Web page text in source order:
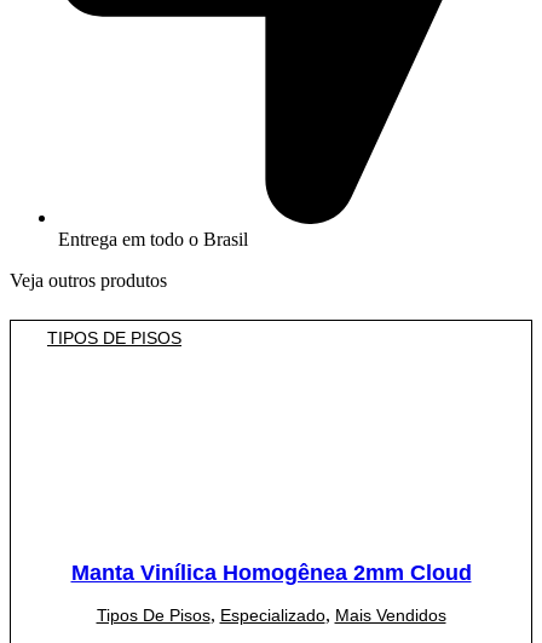
Entrega em todo o Brasil
Veja outros produtos
TIPOS DE PISOS
Manta Vinílica Homogênea 2mm Cloud
Tipos De Pisos, Especializado, Mais Vendidos